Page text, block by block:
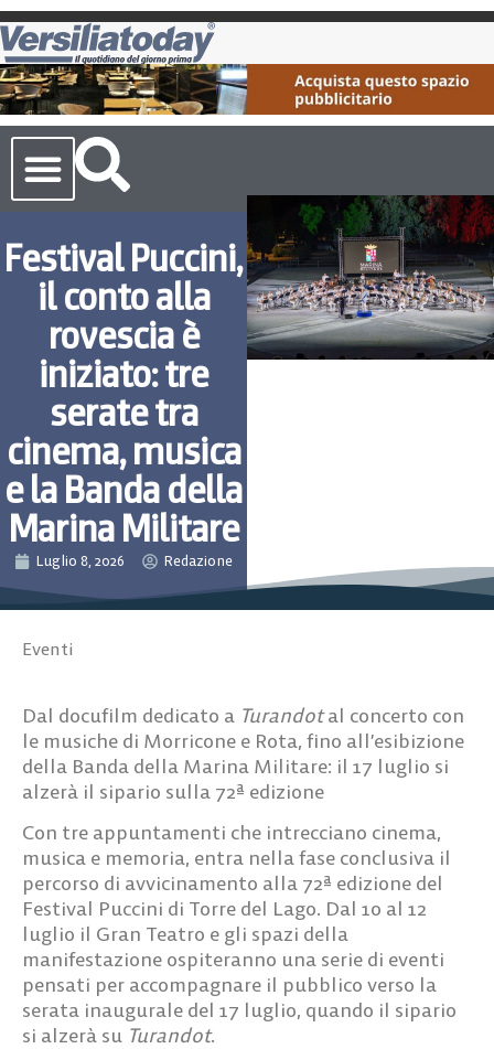
Festival Puccini,
il conto alla
rovescia è
iniziato: tre
serate tra
cinema, musica
e la Banda della
Marina Militare
Luglio 8, 2026 Redazione
Eventi
Dal docufilm dedicato a Turandotal concerto con
le musiche di Morricone e Rota, fino all’esibizione
della Banda della Marina Militare: il 17 luglio si
alzerà il sipario sulla 72ª edizione
Con tre appuntamenti che intrecciano cinema,
musica e memoria, entra nella fase conclusiva il
percorso di avvicinamento alla 72ª edizione del
Festival Puccini di Torre del Lago. Dal 10 al 12
luglio il Gran Teatro e gli spazi della
manifestazione ospiteranno una serie di eventi
pensati per accompagnare il pubblico verso la
serata inaugurale del 17 luglio, quando il sipario
si alzerà su Turandot.